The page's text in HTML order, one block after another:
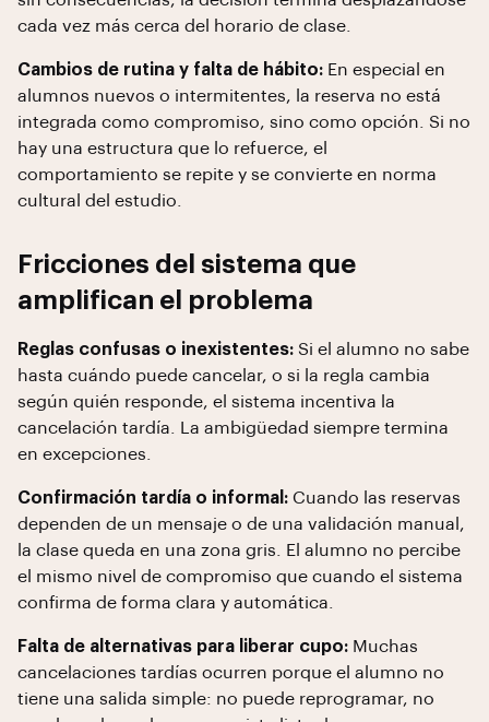
cada vez más cerca del horario de clase.
Cambios de rutina y falta de hábito: En especial en
alumnos nuevos o intermitentes, la reserva no está
integrada como compromiso, sino como opción. Si no
hay una estructura que lo refuerce, el
comportamiento se repite y se convierte en norma
cultural del estudio.
Fricciones del sistema que
amplifican el problema
Reglas confusas o inexistentes: Si el alumno no sabe
hasta cuándo puede cancelar, o si la regla cambia
según quién responde, el sistema incentiva la
cancelación tardía. La ambigüedad siempre termina
en excepciones.
Confirmación tardía o informal: Cuando las reservas
dependen de un mensaje o de una validación manual,
la clase queda en una zona gris. El alumno no percibe
el mismo nivel de compromiso que cuando el sistema
confirma de forma clara y automática.
Falta de alternativas para liberar cupo: Muchas
cancelaciones tardías ocurren porque el alumno no
tiene una salida simple: no puede reprogramar, no